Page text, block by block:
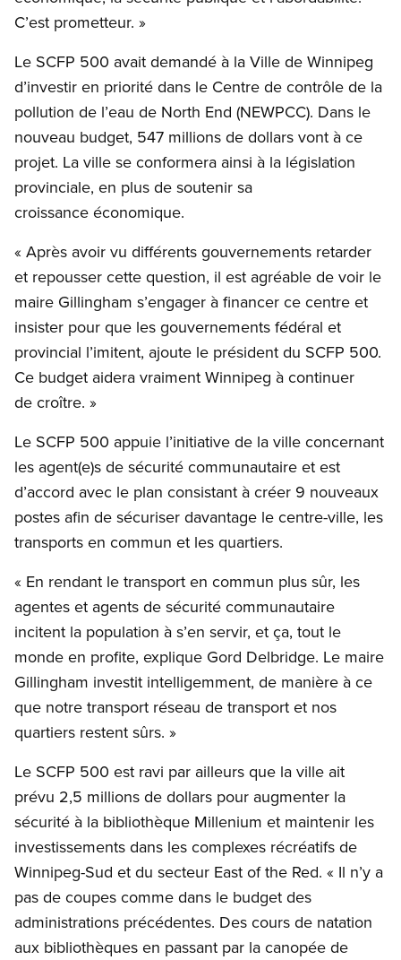
C’est prometteur. »
Le SCFP 500 avait demandé à la Ville de Winnipeg
d’investir en priorité dans le Centre de contrôle de la
pollution de l’eau de North End (NEWPCC). Dans le
nouveau budget, 547 millions de dollars vont à ce
projet. La ville se conformera ainsi à la législation
provinciale, en plus de soutenir sa
croissance économique.
« Après avoir vu différents gouvernements retarder
et repousser cette question, il est agréable de voir le
maire Gillingham s’engager à financer ce centre et
insister pour que les gouvernements fédéral et
provincial l’imitent, ajoute le président du SCFP 500.
Ce budget aidera vraiment Winnipeg à continuer
de croître. »
Le SCFP 500 appuie l’initiative de la ville concernant
les agent(e)s de sécurité communautaire et est
d’accord avec le plan consistant à créer 9 nouveaux
postes afin de sécuriser davantage le centre-ville, les
transports en commun et les quartiers.
« En rendant le transport en commun plus sûr, les
agentes et agents de sécurité communautaire
incitent la population à s’en servir, et ça, tout le
monde en profite, explique Gord Delbridge. Le maire
Gillingham investit intelligemment, de manière à ce
que notre transport réseau de transport et nos
quartiers restent sûrs. »
Le SCFP 500 est ravi par ailleurs que la ville ait
prévu 2,5 millions de dollars pour augmenter la
sécurité à la bibliothèque Millenium et maintenir les
investissements dans les complexes récréatifs de
Winnipeg-Sud et du secteur East of the Red. « Il n’y a
pas de coupes comme dans le budget des
administrations précédentes. Des cours de natation
aux bibliothèques en passant par la canopée de